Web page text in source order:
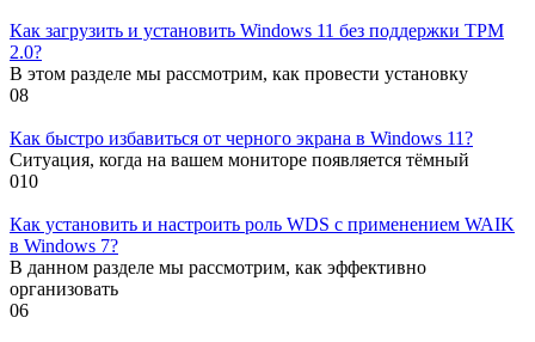
Как загрузить и установить Windows 11 без поддержки TPM
2.0?
В этом разделе мы рассмотрим, как провести установку
08
Как быстро избавиться от черного экрана в Windows 11?
Ситуация, когда на вашем мониторе появляется тёмный
010
Как установить и настроить роль WDS с применением WAIK
в Windows 7?
В данном разделе мы рассмотрим, как эффективно
организовать
06